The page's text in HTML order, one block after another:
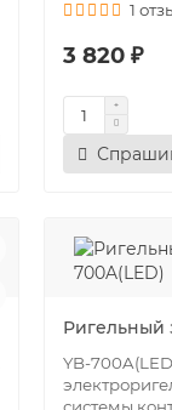
1
3 820 ₽
Ригельный
YB-